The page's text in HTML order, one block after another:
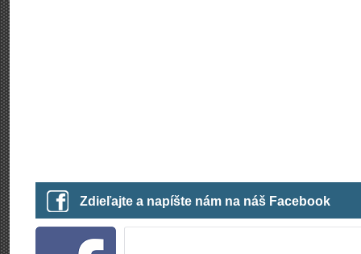
Zdieľajte a napíšte nám na náš Facebook